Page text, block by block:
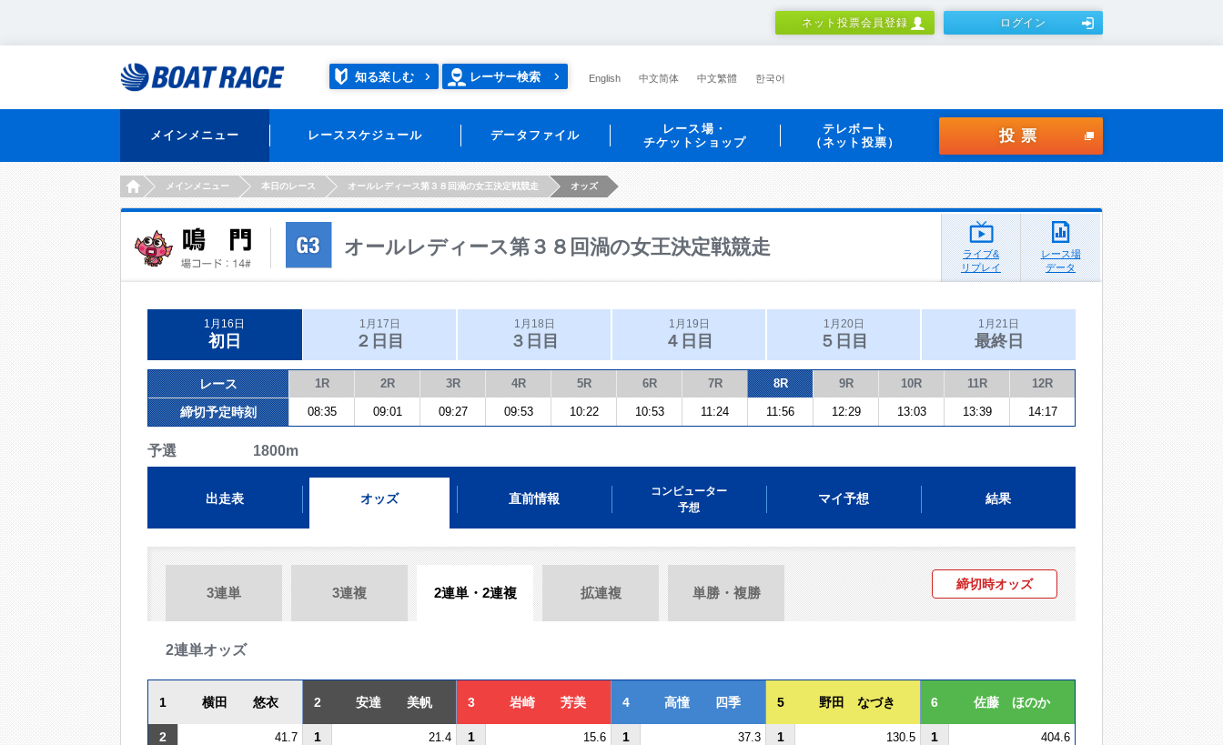
ネット投票会員登録 ログイン
知る楽しむ レーサー検索 English 中文简体 中文繁體 한국어
メインメニュー レーススケジュール データファイル
レース場・
チケットショップ
テレボート
（ネット投票）
投票
HOMEメインメニュー 本日のレース オールレディース第３８回渦の女王決定戦競走 オッズ
オールレディース第３８回渦の女王決定戦競走
ライブ&
リプレイ
レース場
データ
1月16日
初日
1月17日
２日目
1月18日
３日目
1月19日
４日目
1月20日
５日目
1月21日
最終日
レース 1R 2R 3R 4R 5R 6R 7R 8R 9R 10R 11R 12R
締切予定時刻 08:35 09:01 09:27 09:53 10:22 10:53 11:24 11:56 12:29 13:03 13:39 14:17
予選 1800m
出走表 オッズ 直前情報
コンピューター
予想
マイ予想 結果
3連単 3連複 2連単・2連複 拡連複 単勝・複勝
締切時オッズ
2連単オッズ
1 横田 悠衣 2 安達 美帆 3 岩崎 芳美 4 高憧 四季 5 野田 なづき 6 佐藤 ほのか
2 41.7 1 21.4 1 15.6 1 37.3 1 130.5 1 404.6